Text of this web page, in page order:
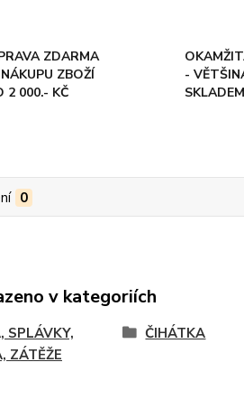
ZDARMA
ZBOŽÍ
2 000.- KČ
-
SKLADEM
0
v kategoriích
SPLÁVKY,
ZÁTĚŽE
ČIHÁTKA